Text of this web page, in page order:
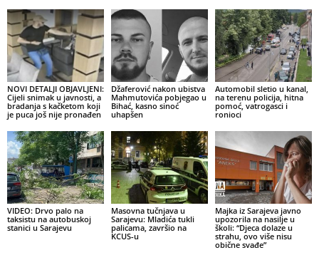
NOVI DETALJI OBJAVLJENI:
Cijeli snimak u javnosti, a
bradanja s kačketom koji
je puca još nije pronađen
Džaferović nakon ubistva
Mahmutovića pobjegao u
Bihać, kasno sinoć
uhapšen
Automobil sletio u kanal,
na terenu policija, hitna
pomoć, vatrogasci i
ronioci
VIDEO: Drvo palo na
taksistu na autobuskoj
stanici u Sarajevu
Masovna tučnjava u
Sarajevu: Mladića tukli
palicama, završio na
KCUS-u
Majka iz Sarajeva javno
upozorila na nasilje u
školi: “Djeca dolaze u
strahu, ovo više nisu
obične svađe”